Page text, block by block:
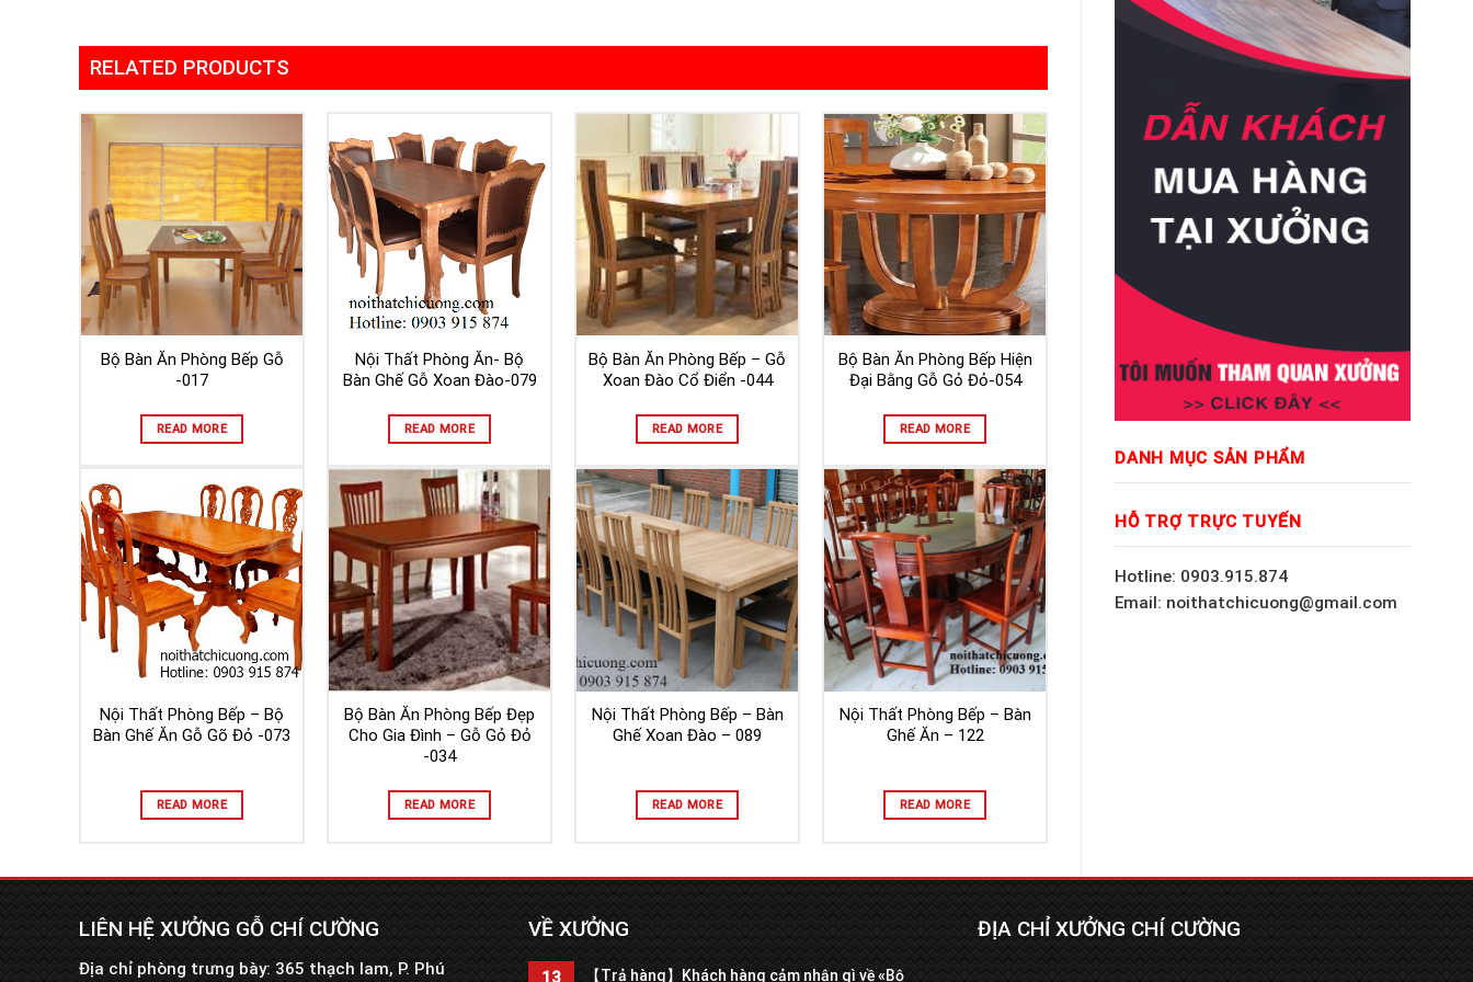
DANH MỤC SẢN PHẨM
HỖ TRỢ TRỰC TUYẾN
Hotline: 0903.915.874
Email: noithatchicuong@gmail.com
RELATED PRODUCTS
Bộ Bàn Ăn Phòng Bếp Gỗ
-017
READ MORE
Nội Thất Phòng Ăn- Bộ
Bàn Ghế Gỗ Xoan Đào-079
READ MORE
Bộ Bàn Ăn Phòng Bếp – Gỗ
Xoan Đào Cổ Điển -044
READ MORE
Bộ Bàn Ăn Phòng Bếp Hiện
Đại Bằng Gỗ Gỏ Đỏ-054
READ MORE
Nội Thất Phòng Bếp – Bộ
Bàn Ghế Ăn Gỗ Gõ Đỏ -073
READ MORE
Bộ Bàn Ăn Phòng Bếp Đẹp
Cho Gia Đình – Gỗ Gỏ Đỏ
-034
READ MORE
Nội Thất Phòng Bếp – Bàn
Ghế Xoan Đào – 089
READ MORE
Nội Thất Phòng Bếp – Bàn
Ghế Ăn – 122
READ MORE
LIÊN HỆ XƯỞNG GỖ CHÍ CƯỜNG
Địa chỉ phòng trưng bày: 365 thạch lam, P. Phú
VỀ XƯỞNG
【Trả hàng】Khách hàng cảm nhận gì về «Bộ
ĐỊA CHỈ XƯỞNG CHÍ CƯỜNG